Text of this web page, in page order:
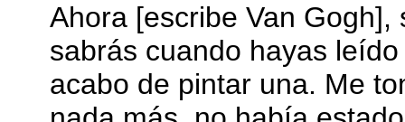
Ahora [escribe Van
sabrás cuando hayas
acabo de pintar una. Me